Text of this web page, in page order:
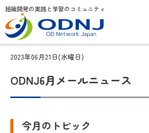
組織開発の実践と学習のコミュニティ
2023年06月21日(水曜日)
ODNJ6月メールニュース
今月のトピック